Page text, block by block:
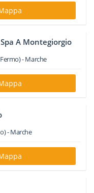
A Montegiorgio
-Marche
-Marche